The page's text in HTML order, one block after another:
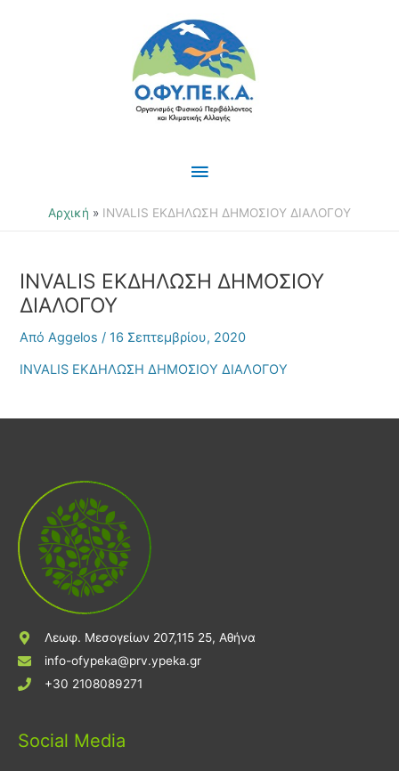
Κύριο
Μενού
Αρχική INVALIS ΕΚΔΗΛΩΣΗ ΔΗΜΟΣΙΟΥ ΔΙΑΛΟΓΟΥ
INVALIS ΕΚΔΗΛΩΣΗ ΔΗΜΟΣΙΟΥ
ΔΙΑΛΟΓΟΥ
ΑπόAggelos/16 Σεπτεμβρίου, 2020
INVALIS ΕΚΔΗΛΩΣΗ ΔΗΜΟΣΙΟΥ ΔΙΑΛΟΓΟΥ
Λεωφ. Μεσογείων 207,115 25, Αθήνα
info-ofypeka@prv.ypeka.gr
+30 2108089271
Social Media